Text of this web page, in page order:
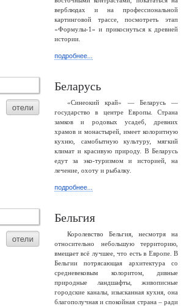
верблюдах и на профессиональной
картинговой трассе, посмотреть этап
«Формулы-1» и прикоснуться к древней
истории.
подробнее...
отели
Беларусь
«Синеокий край» — Беларусь —
государство в центре Европы. Страна
замков и родовых усадеб, древних
храмов и монастырей, имеет колоритную
кухню, самобытную культуру, мягкий
климат и красивую природу. В Беларусь
едут за эко-туризмом и историей, на
лечение, охоту и рыбалку.
подробнее...
отели
Бельгия
Королевство Бельгия, несмотря на
относительно небольшую территорию,
вмещает всё лучшее, что есть в Европе. В
Бельгии потрясающая архитектура со
средневековым колоритом, дивные
природные ландшафты, живописные
городские каналы, изысканная кухня, она
благополучная и спокойная страна – ради